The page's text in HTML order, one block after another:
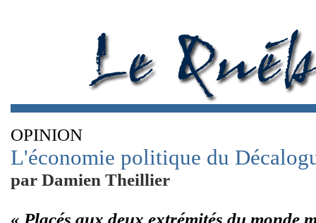
OPINION
L'économie politique du
par Damien Theillier
« Placés aux deux extrémités du monde